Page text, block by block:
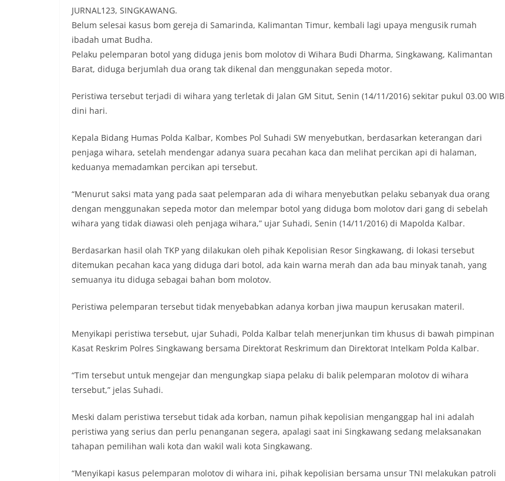
JURNAL123, SINGKAWANG.
Belum selesai kasus bom gereja di Samarinda, Kalimantan Timur, kembali lagi upaya mengusik rumah
ibadah umat Budha.
Pelaku pelemparan botol yang diduga jenis bom molotov di Wihara Budi Dharma, Singkawang, Kalimantan
Barat, diduga berjumlah dua orang tak dikenal dan menggunakan sepeda motor.
Peristiwa tersebut terjadi di wihara yang terletak di Jalan GM Situt, Senin (14/11/2016) sekitar pukul 03.00 WIB
dini hari.
Kepala Bidang Humas Polda Kalbar, Kombes Pol Suhadi SW menyebutkan, berdasarkan keterangan dari
penjaga wihara, setelah mendengar adanya suara pecahan kaca dan melihat percikan api di halaman,
keduanya memadamkan percikan api tersebut.
“Menurut saksi mata yang pada saat pelemparan ada di wihara menyebutkan pelaku sebanyak dua orang
dengan menggunakan sepeda motor dan melempar botol yang diduga bom molotov dari gang di sebelah
wihara yang tidak diawasi oleh penjaga wihara,” ujar Suhadi, Senin (14/11/2016) di Mapolda Kalbar.
Berdasarkan hasil olah TKP yang dilakukan oleh pihak Kepolisian Resor Singkawang, di lokasi tersebut
ditemukan pecahan kaca yang diduga dari botol, ada kain warna merah dan ada bau minyak tanah, yang
semuanya itu diduga sebagai bahan bom molotov.
Peristiwa pelemparan tersebut tidak menyebabkan adanya korban jiwa maupun kerusakan materil.
Menyikapi peristiwa tersebut, ujar Suhadi, Polda Kalbar telah menerjunkan tim khusus di bawah pimpinan
Kasat Reskrim Polres Singkawang bersama Direktorat Reskrimum dan Direktorat Intelkam Polda Kalbar.
“Tim tersebut untuk mengejar dan mengungkap siapa pelaku di balik pelemparan molotov di wihara
tersebut,” jelas Suhadi.
Meski dalam peristiwa tersebut tidak ada korban, namun pihak kepolisian menganggap hal ini adalah
peristiwa yang serius dan perlu penanganan segera, apalagi saat ini Singkawang sedang melaksanakan
tahapan pemilihan wali kota dan wakil wali kota Singkawang.
“Menyikapi kasus pelemparan molotov di wihara ini, pihak kepolisian bersama unsur TNI melakukan patroli